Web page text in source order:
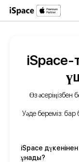
Өз әсеріңізбен
Уәде береміз:
iSpace
ұнады?